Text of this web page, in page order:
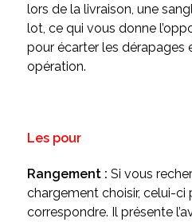
lors de la livraison, une
lot, ce qui vous donne
pour écarter les dérapages
opération.
Les pour
Rangement : Si vous
chargement choisir, celui-ci
correspondre. Il présente